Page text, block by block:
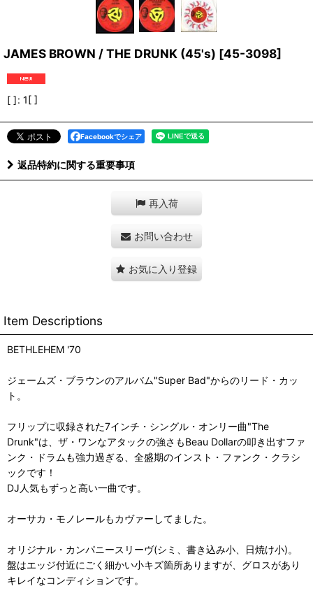
JAMES BROWN / THE DRUNK (45's) [45-3098]
[ ]: 1[ ]
Facebookでシェア
返品特約に関する重要事項
再入荷
お問い合わせ
お気に入り登録
Item Descriptions
BETHLEHEM '70
ジェームズ・ブラウンのアルバム"Super Bad"からのリード・カッ
ト。
フリップに収録された7インチ・シングル・オンリー曲"The
Drunk"は、ザ・ワンなアタックの強さもBeau Dollarの叩き出すファ
ンク・ドラムも強力過ぎる、全盛期のインスト・ファンク・クラシ
ックです！
DJ人気もずっと高い一曲です。
オーサカ・モノレールもカヴァーしてました。
オリジナル・カンパニースリーヴ(シミ、書き込み小、日焼け小)。
盤はエッジ付近にごく細かい小キズ箇所ありますが、グロスがあり
キレイなコンディションです。